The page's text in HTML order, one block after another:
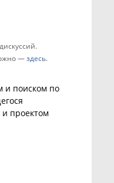
—здесь.
и поиском по
и проектом